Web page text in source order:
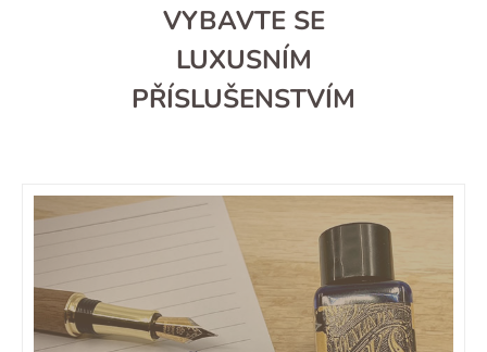
VYBAVTE SE
LUXUSNÍM
PŘÍSLUŠENSTVÍM